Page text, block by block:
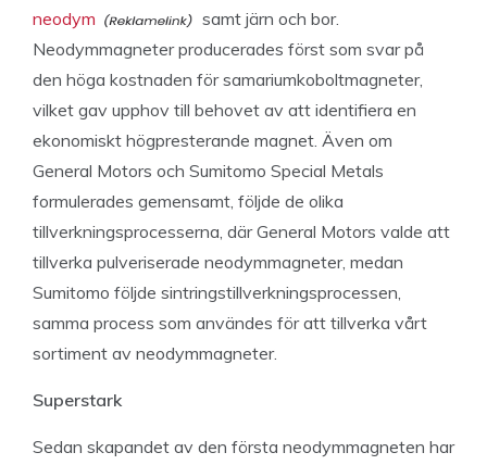
neodym
samt järn och bor.
Neodymmagneter producerades först som svar på
den höga kostnaden för samariumkoboltmagneter,
vilket gav upphov till behovet av att identifiera en
ekonomiskt högpresterande magnet. Även om
General Motors och Sumitomo Special Metals
formulerades gemensamt, följde de olika
tillverkningsprocesserna, där General Motors valde att
tillverka pulveriserade neodymmagneter, medan
Sumitomo följde sintringstillverkningsprocessen,
samma process som användes för att tillverka vårt
sortiment av neodymmagneter.
Superstark
Sedan skapandet av den första neodymmagneten har